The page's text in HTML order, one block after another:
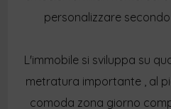
personalizzare
L'immobile si sviluppa su
metratura importante , al
comoda zona giorno